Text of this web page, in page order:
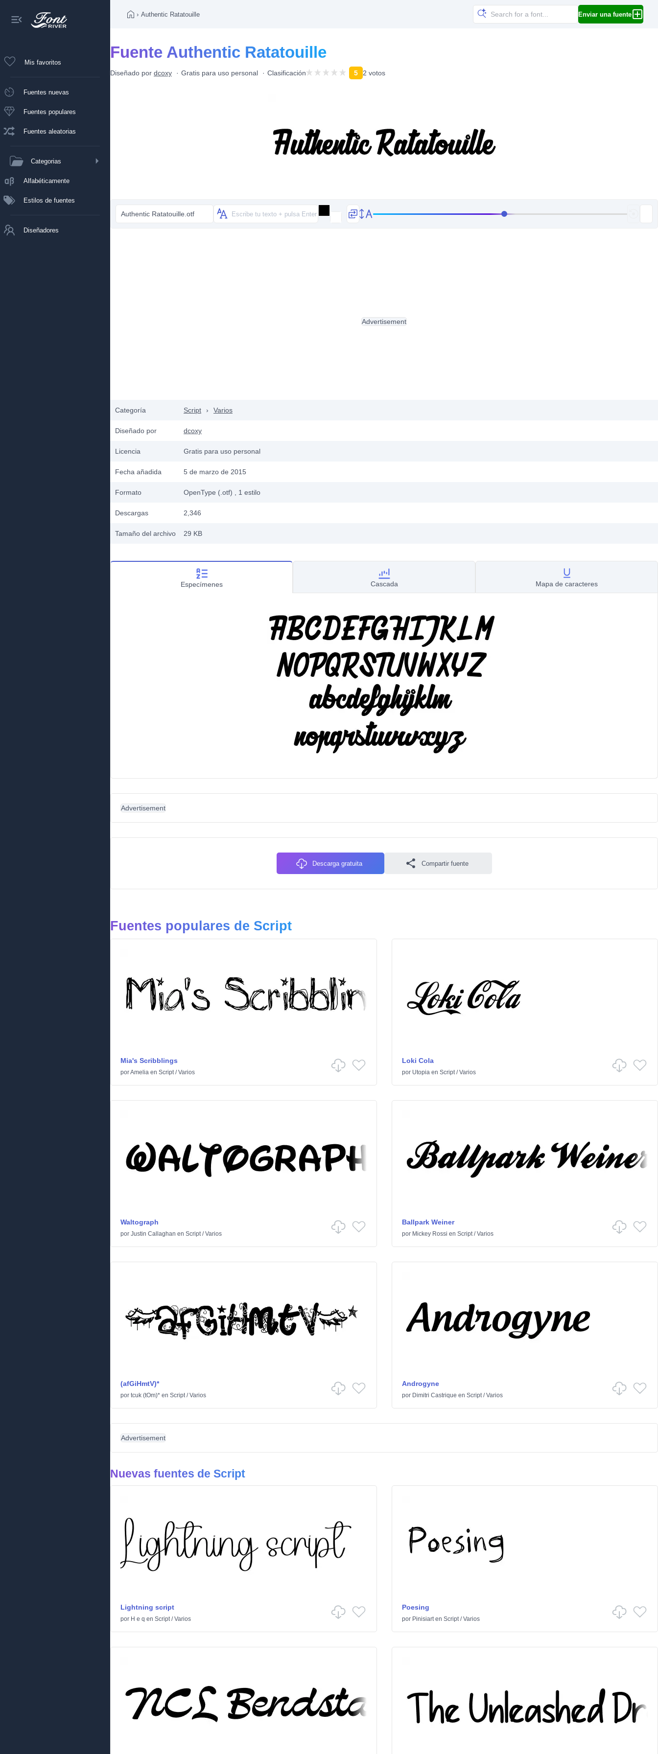
Mis favoritos
Fuentes nuevas
Fuentes populares
Fuentes aleatorias
Categorias
Alfabéticamente
Estilos de fuentes
Diseñadores
› Authentic Ratatouille Enviar una fuente
Fuente Authentic Ratatouille
Diseñado por dcoxy Gratis para uso personal Clasificación 5 2 votos
Authentic Ratatouille.otf
Categoría Script › Varios
Diseñado por dcoxy
Licencia Gratis para uso personal
Fecha añadida 5 de marzo de 2015
Formato OpenType (.otf) , 1 estilo
Descargas 2,346
Tamaño del archivo 29 KB
Advertisement
Especímenes Cascada Mapa de caracteres
Advertisement
Descarga gratuita Compartir fuente
Fuentes populares de Script
Mia's Scribblings
porAmelia en Script/Varios
Loki Cola
por Utopiaen Script/Varios
Waltograph
por Justin Callaghan en Script/Varios
Ballpark Weiner
por Mickey Rossi en Script/Varios
(afGiHmtV)*
por tcuk (tOm)* en Script/Varios
Androgyne
por Dimitri Castrique en Script/Varios
Advertisement
Nuevas fuentes de Script
Lightning script
por H e q en Script/Varios
Poesing
por Pinisiarten Script/Varios